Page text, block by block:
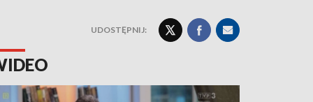
UDOSTĘPNIJ: